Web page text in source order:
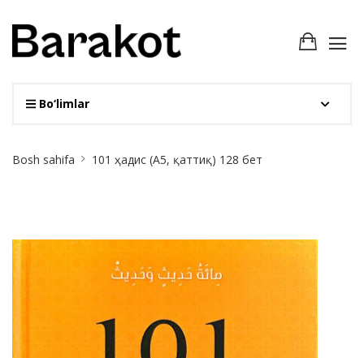
Bo‘limlar
Breadcrumb
Bosh sahifa 101 ҳадис (А5, қаттиқ) 128 бет